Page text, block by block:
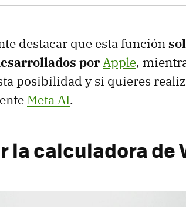
destacar que esta función
porApple,
posibilidad y si quieres
Meta AI.
la calculadora de